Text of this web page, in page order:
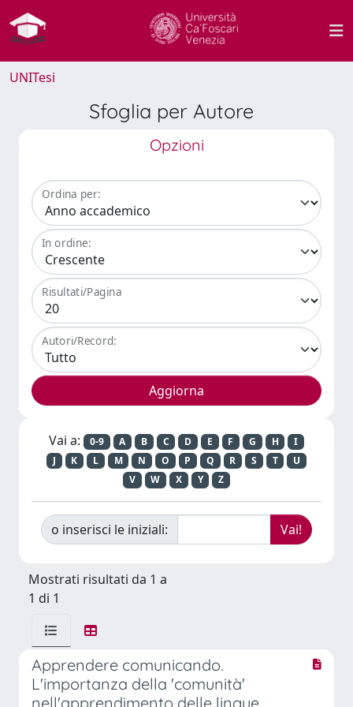
UNITesi
Sfoglia per Autore
Opzioni
Ordina per:
In ordine:
Risultati/Pagina
Autori/Record:
Vai a: 0-9 A B C D E F G H
I
J
K L M N O P Q R S T
U
V
W X Y Z
o inserisci le iniziali:
Mostrati risultati da 1 a
1 di 1
Apprendere comunicando.
L'importanza della 'comunità'
nell'apprendimento delle lingue.